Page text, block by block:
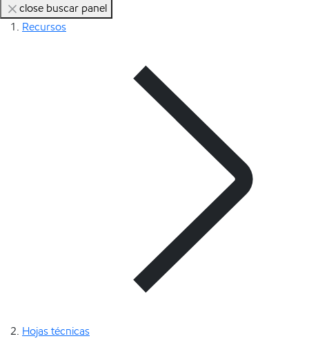
close buscar panel
Recursos
Hojas técnicas